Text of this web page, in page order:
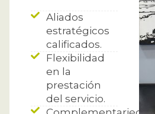
Aliados
estratégicos
calificados.
Flexibilidad
en la
prestación
del servicio.